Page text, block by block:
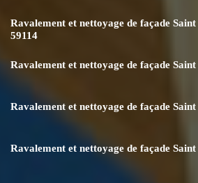
Ravalement et nettoyage de façade
59114
Ravalement et nettoyage de façade Saint
Ravalement et nettoyage de façade Saint
Ravalement et nettoyage de façade